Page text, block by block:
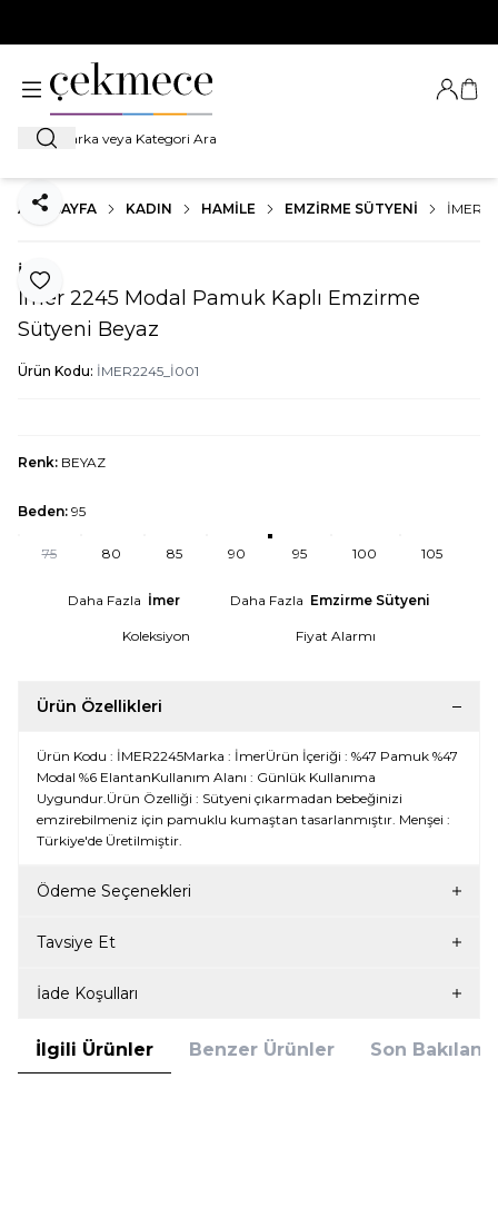
Ara
Giriş
ANA SAYFA KADIN HAMILE EMZIRME SÜTYENI İMER
Favoriye Ekle
Paylaş
İmer
İmer 2245 Modal Pamuk Kaplı Emzirme
Sütyeni Beyaz
Ürün Kodu: İMER2245_İ001
Renk: BEYAZ
Beden: 95
75 80 85 90 95 100 105
Daha Fazla İmer Daha Fazla Emzirme Sütyeni
Koleksiyon Fiyat Alarmı
Ürün Özellikleri
Ürün Kodu : İMER2245Marka : İmerÜrün İçeriği : %47 Pamuk %47
Modal %6 ElantanKullanım Alanı : Günlük Kullanıma
Uygundur.Ürün Özelliği : Sütyeni çıkarmadan bebeğinizi
emzirebilmeniz için pamuklu kumaştan tasarlanmıştır. Menşei :
Türkiye'de Üretilmiştir.
Ödeme Seçenekleri
Tavsiye Et
İade Koşulları
İlgili Ürünler Benzer Ürünler Son